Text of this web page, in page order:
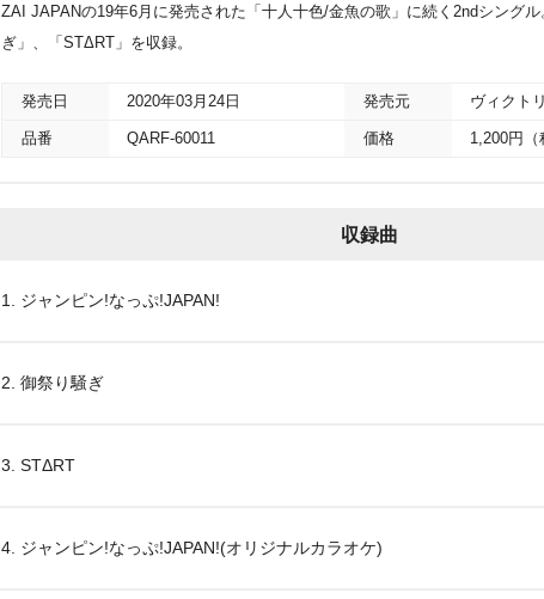
ZAI JAPANの19年6月に発売された「十人十色/金魚の歌」に続く2ndシング
ぎ」、「STΔRT」を収録。
発売日 2020年03月24日 発売元 ヴィクト
品番 QARF-60011 価格 1,200円（
収録曲
1. ジャンピン!なっぷ!JAPAN!
2. 御祭り騒ぎ
3. STΔRT
4. ジャンピン!なっぷ!JAPAN!(オリジナルカラオケ)